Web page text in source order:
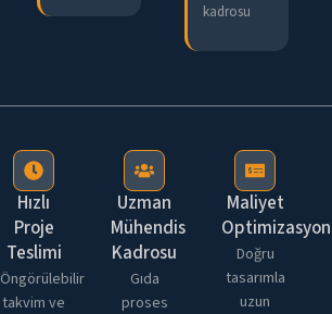
kadrosu
Hızlı
Proje
Teslimi
Öngörülebilir
takvim ve
Uzman
Mühendis
Kadrosu
Gıda
proses
Maliyet
Doğru
tasarımla
uzun